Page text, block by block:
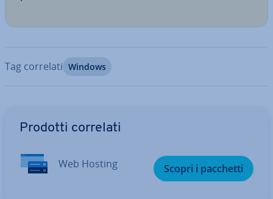
Tag correlati Windows
Prodotti correlati
Web Hosting Scopri i pacchetti